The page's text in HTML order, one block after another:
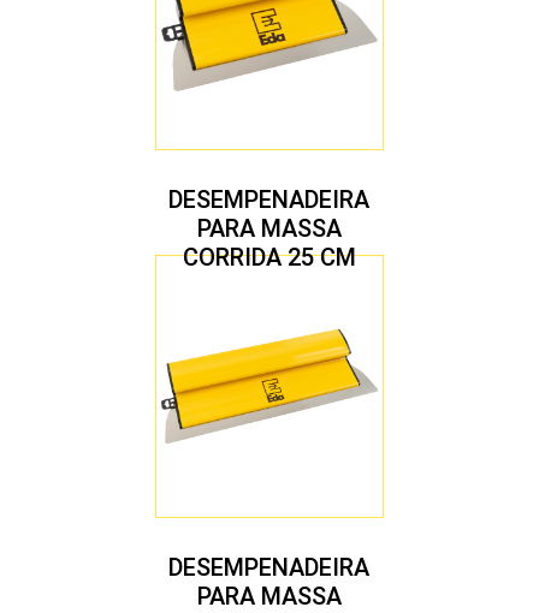
DESEMPENADEIRA
PARA MASSA
CORRIDA 25 CM
DESEMPENADEIRA
PARA MASSA